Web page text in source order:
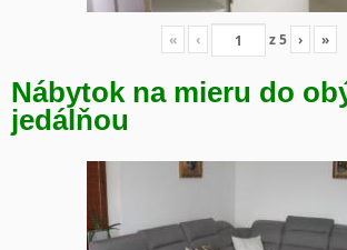
« ‹ z5 › »
Nábytok na mieru do
jedálňou